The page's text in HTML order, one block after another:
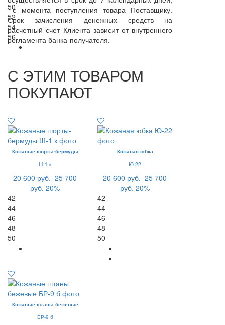
с момента поступления товара Поставщику.
Срок зачисления денежных средств на
расчетный счет Клиента зависит от внутреннего
регламента банка-получателя.
50
52
54
56
С ЭТИМ ТОВАРОМ
ПОКУПАЮТ
Кожаные шорты-бермуды
Ш-1 к
20 600 руб. 25 700
руб. 20%
42
44
46
48
50
Кожаная юбка
Ю-22
20 600 руб. 25 700
руб. 20%
42
44
46
48
50
Кожаные штаны бежевые
БР-9 б